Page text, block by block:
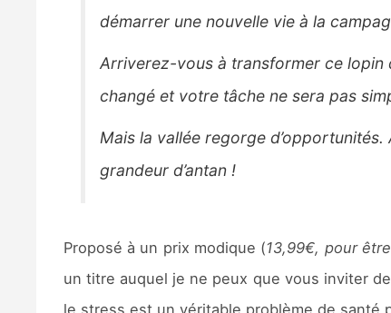
démarrer une nouvelle vie à la
Arriverez-vous à transformer ce lopin
changé et votre tâche ne sera pas
Mais la vallée regorge
grandeur d’antan !
Proposé à un prix modique (13,99€, pour
un titre auquel je ne peux que vous inviter